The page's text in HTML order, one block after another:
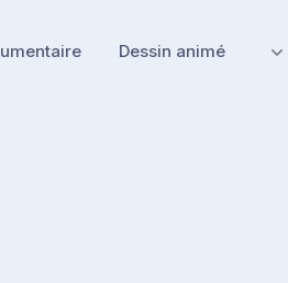
Dessin animé